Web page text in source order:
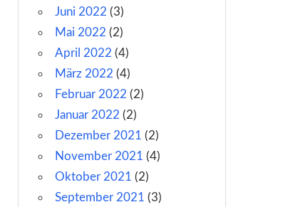
Juni 2022 (3)
Mai 2022 (2)
April 2022 (4)
März 2022 (4)
Februar 2022 (2)
Januar 2022 (2)
Dezember 2021 (2)
November 2021 (4)
Oktober 2021 (2)
September 2021 (3)